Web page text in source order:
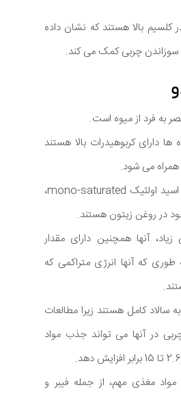
کلسیم بالا هستند که نشان داده
چربی کمک می کند.
به فرد از میوه است.
ها دارای کربوهیدرات بالا هستند
همراه می شود.
آنها به طور خاص در اسید اولئیک mono-saturated،
در روغن زیتون هستند.
آنها همچنین دارای مقدار
که آنها انرژی متراکمی که
سالاد کامل هستند زیرا مطالعات
در آنها می تواند جذب مواد
مغذی مهم، از جمله فیبر و